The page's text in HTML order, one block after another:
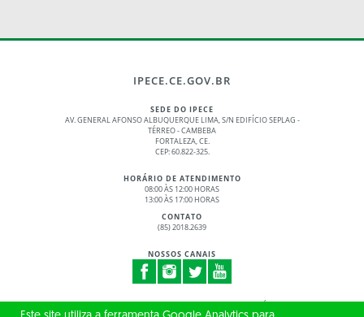
IPECE.CE.GOV.BR
SEDE DO IPECE
AV. GENERAL AFONSO ALBUQUERQUE LIMA, S/N EDIFÍCIO SEPLAG -
TÉRREO - CAMBEBA
FORTALEZA, CE.
CEP: 60.822-325.
HORÁRIO DE ATENDIMENTO
08:00 ÀS 12:00 HORAS
13:00 ÀS 17:00 HORAS
CONTATO
(85) 2018.2639
NOSSOS CANAIS
© 2017 - 2026 – GOVERNO DO ESTADO DO CEARÁ